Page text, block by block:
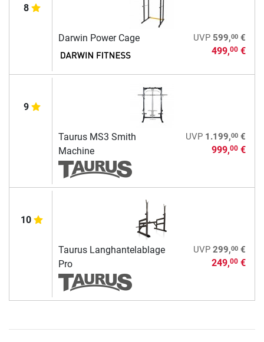
8
Darwin Power Cage UVP 599,00€
499,00€
9
Taurus MS3 Smith
Machine
UVP 1.199,00€
999,00€
10
Taurus Langhantelablage
Pro
UVP 299,00€
249,00€